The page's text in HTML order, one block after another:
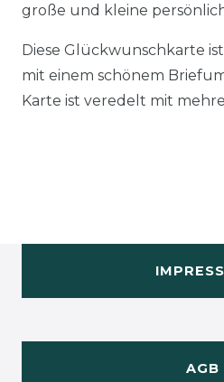
große und kleine
Diese Glückwunschkarte ist
mit einem schönem
Karte ist veredelt mit
AGB